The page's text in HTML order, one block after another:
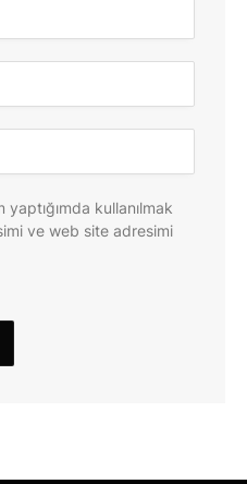
kullanılmak
ve web site adresimi